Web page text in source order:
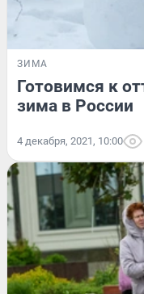
ЗИМА
Готовимся к
зима в России
4 декабря, 2021, 10:00